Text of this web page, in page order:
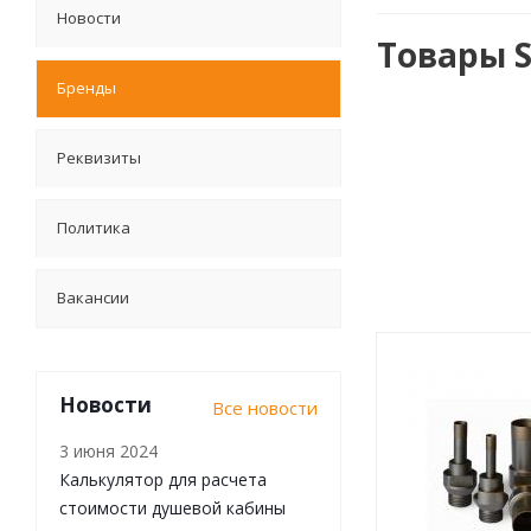
Товары
Новости
Бренды
Реквизиты
Политика
Вакансии
Новости Все новости
3 июня 2024
Калькулятор для расчета
стоимости душевой кабины